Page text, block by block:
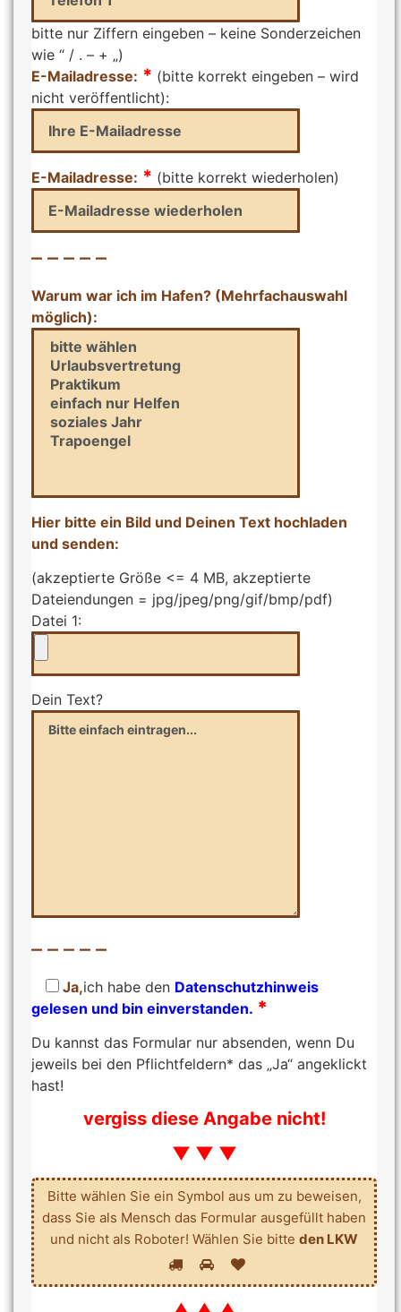
bitte nur Ziffern eingeben – keine Sonderzeichen
wie “ / . – + „)
E-Mailadresse: * (bitte korrekt eingeben – wird
nicht veröffentlicht):
E-Mailadresse: * (bitte korrekt wiederholen)
– – – – –
Warum war ich im Hafen? (Mehrfachauswahl
möglich):
Hier bitte ein Bild und Deinen Text hochladen
und senden:
(akzeptierte Größe <= 4 MB, akzeptierte
Dateiendungen = jpg/jpeg/png/gif/bmp/pdf)
Datei 1:
Dein Text?
– – – – –
Ja,ich habe den Datenschutzhinweis
gelesen und bin einverstanden. *
Du kannst das Formular nur absenden, wenn Du
jeweils bei den Pflichtfeldern* das „Ja“ angeklickt
hast!
vergiss diese Angabe nicht!
▼ ▼ ▼
Bitte wählen Sie ein Symbol aus um zu beweisen,
dass Sie als Mensch das Formular ausgefüllt haben
und nicht als Roboter! Wählen Sie bitte den LKW Bitte
Sie